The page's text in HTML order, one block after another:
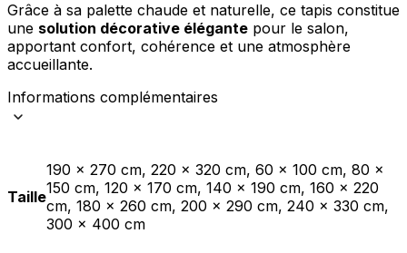
Grâce à sa palette chaude et naturelle, ce tapis constitue
une solution décorative élégante pour le salon,
apportant confort, cohérence et une atmosphère
accueillante.
Informations complémentaires
Taille
190 x 270 cm, 220 x 320 cm, 60 x 100 cm, 80 x
150 cm, 120 x 170 cm, 140 x 190 cm, 160 x 220
cm, 180 x 260 cm, 200 x 290 cm, 240 x 330 cm,
300 x 400 cm